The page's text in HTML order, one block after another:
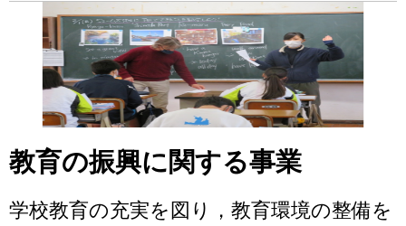
教育の振興に関する事業
学校教育の充実を図り，教育環境の整備を